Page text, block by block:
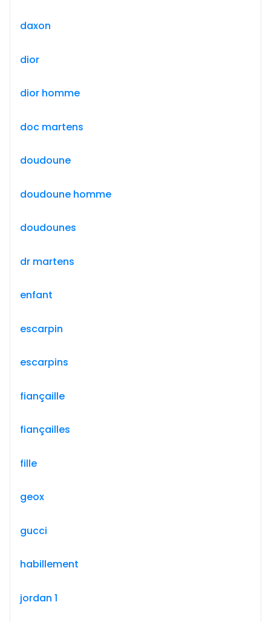
daxon
dior
dior homme
doc martens
doudoune
doudoune homme
doudounes
dr martens
enfant
escarpin
escarpins
fiançaille
fiançailles
fille
geox
gucci
habillement
jordan 1